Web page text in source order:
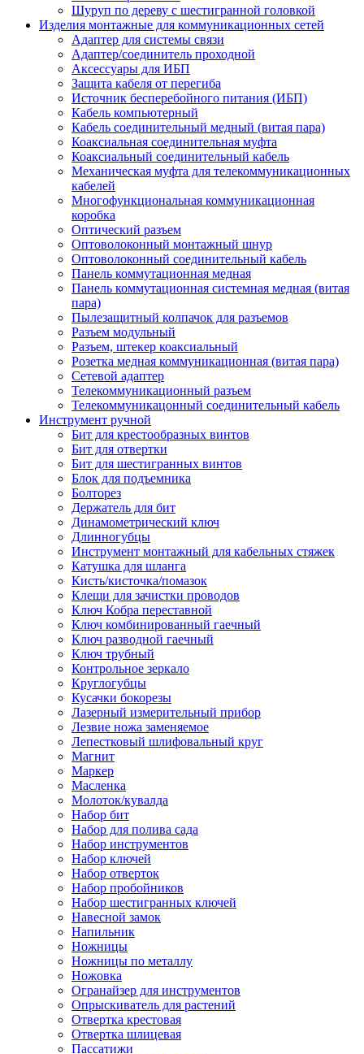
Шуруп по дереву с шестигранной головкой
Изделия монтажные для коммуникационных сетей
Адаптер для системы связи
Адаптер/соединитель проходной
Аксессуары для ИБП
Защита кабеля от перегиба
Источник бесперебойного питания (ИБП)
Кабель компьютерный
Кабель соединительный медный (витая пара)
Коаксиальная соединительная муфта
Коаксиальный соединительный кабель
Механическая муфта для телекоммуникационных
кабелей
Многофункциональная коммуникационная
коробка
Оптический разъем
Оптоволоконный монтажный шнур
Оптоволоконный соединительный кабель
Панель коммутационная медная
Панель коммутационная системная медная (витая
пара)
Пылезащитный колпачок для разъемов
Разъем модульный
Разъем, штекер коаксиальный
Розетка медная коммуникационная (витая пара)
Сетевой адаптер
Телекоммуникационный разъем
Телекоммуникацонный соединительный кабель
Инструмент ручной
Бит для крестообразных винтов
Бит для отвертки
Бит для шестигранных винтов
Блок для подъемника
Болторез
Держатель для бит
Динамометрический ключ
Длинногубцы
Инструмент монтажный для кабельных стяжек
Катушка для шланга
Кисть/кисточка/помазок
Клещи для зачистки проводов
Ключ Кобра переставной
Ключ комбинированный гаечный
Ключ разводной гаечный
Ключ трубный
Контрольное зеркало
Круглогубцы
Кусачки бокорезы
Лазерный измерительный прибор
Лезвие ножа заменяемое
Лепестковый шлифовальный круг
Магнит
Маркер
Масленка
Молоток/кувалда
Набор бит
Набор для полива сада
Набор инструментов
Набор ключей
Набор отверток
Набор пробойников
Набор шестигранных ключей
Навесной замок
Напильник
Ножницы
Ножницы по металлу
Ножовка
Огранайзер для инструментов
Опрыскиватель для растений
Отвертка крестовая
Отвертка шлицевая
Пассатижи